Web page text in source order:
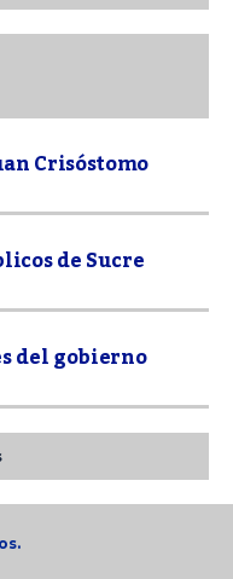
Crisóstomo
de Sucre
del gobierno